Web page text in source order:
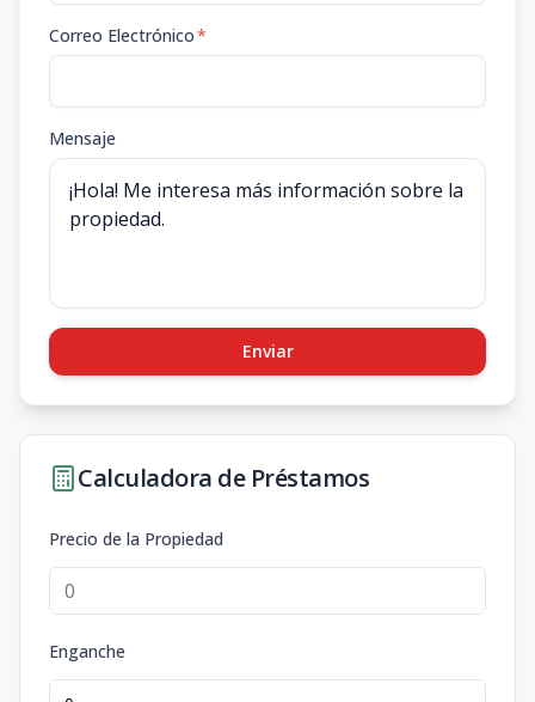
Correo Electrónico*
Mensaje
Enviar
Calculadora de Préstamos
Precio de la Propiedad
Enganche